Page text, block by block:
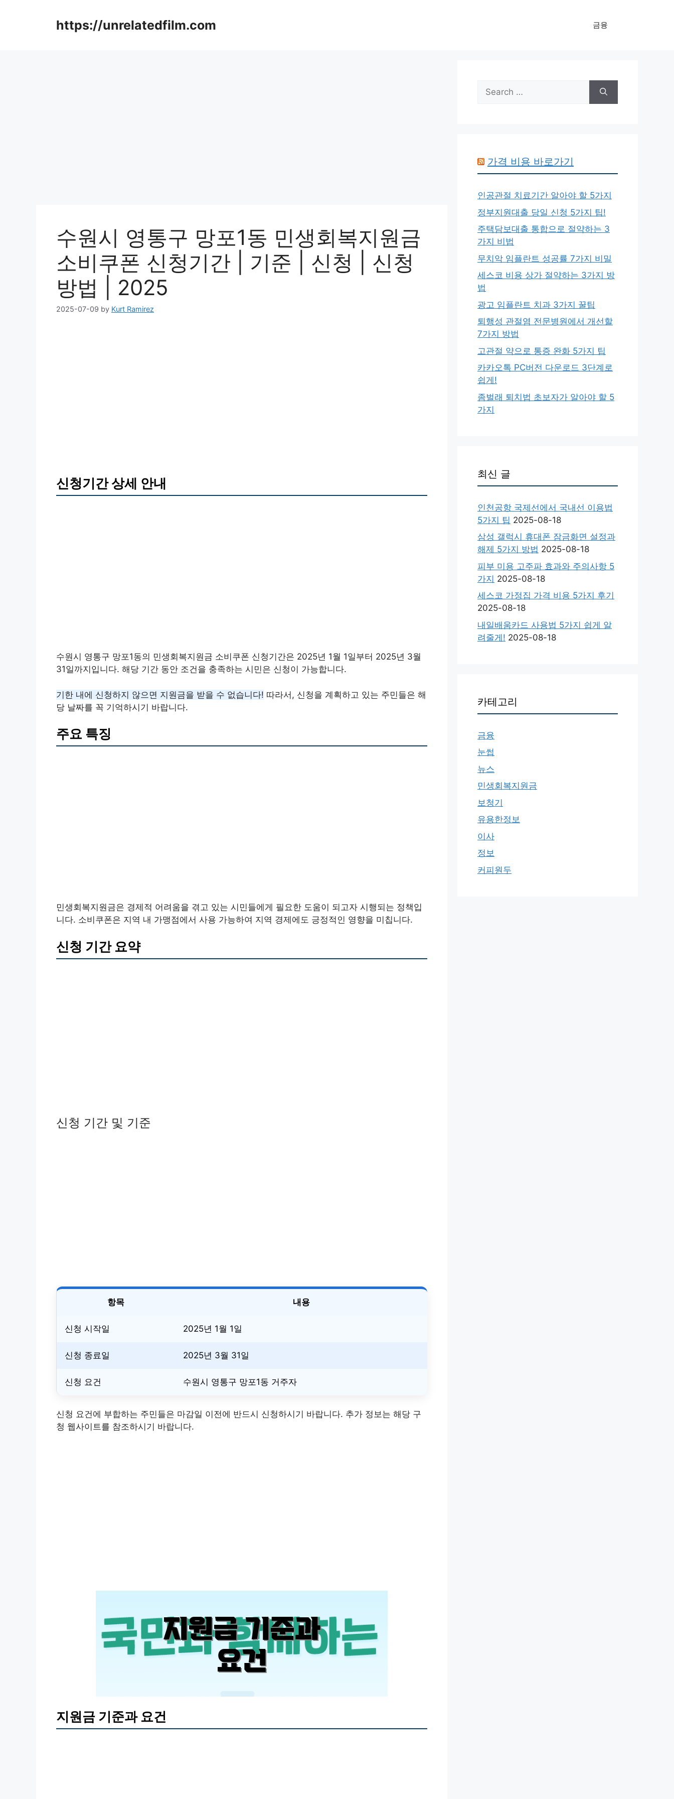
https://unrelatedfilm.com 금융
수원시 영통구 망포1동 민생회복지원금
소비쿠폰 신청기간 | 기준 | 신청 | 신청
방법 | 2025
2025-07-09 by Kurt Ramirez
신청기간 상세 안내
수원시 영통구 망포1동의 민생회복지원금 소비쿠폰 신청기간은 2025년 1월 1일부터 2025년 3월
31일까지입니다. 해당 기간 동안 조건을 충족하는 시민은 신청이 가능합니다.
기한 내에 신청하지 않으면 지원금을 받을 수 없습니다! 따라서, 신청을 계획하고 있는 주민들은 해
당 날짜를 꼭 기억하시기 바랍니다.
주요 특징
민생회복지원금은 경제적 어려움을 겪고 있는 시민들에게 필요한 도움이 되고자 시행되는 정책입
니다. 소비쿠폰은 지역 내 가맹점에서 사용 가능하여 지역 경제에도 긍정적인 영향을 미칩니다.
신청 기간 요약
신청 기간 및 기준
항목 내용
신청 시작일 2025년 1월 1일
신청 종료일 2025년 3월 31일
신청 요건 수원시 영통구 망포1동 거주자
신청 요건에 부합하는 주민들은 마감일 이전에 반드시 신청하시기 바랍니다. 추가 정보는 해당 구
청 웹사이트를 참조하시기 바랍니다.
지원금 기준과 요건
Search
for:
가격 비용 바로가기
인공관절 치료기간 알아야 할 5가지
정부지원대출 당일 신청 5가지 팁!
주택담보대출 통합으로 절약하는 3
가지 비법
무치악 임플란트 성공률 7가지 비밀
세스코 비용 상가 절약하는 3가지 방
법
광고 임플란트 치과 3가지 꿀팁
퇴행성 관절염 전문병원에서 개선할
7가지 방법
고관절 약으로 통증 완화 5가지 팁
카카오톡 PC버전 다운로드 3단계로
쉽게!
좀벌래 퇴치법 초보자가 알아야 할 5
가지
최신 글
인천공항 국제선에서 국내선 이용법
5가지 팁 2025-08-18
삼성 갤럭시 휴대폰 잠금화면 설정과
해제 5가지 방법 2025-08-18
피부 미용 고주파 효과와 주의사항 5
가지 2025-08-18
세스코 가정집 가격 비용 5가지 후기
2025-08-18
내일배움카드 사용법 5가지 쉽게 알
려줄게! 2025-08-18
카테고리
금융
눈썹
뉴스
민생회복지원금
보청기
유용한정보
이사
정보
커피원두